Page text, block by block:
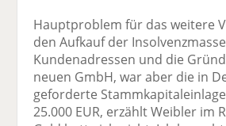
Hauptproblem für das weitere
den Aufkauf der
Kundenadressen und die
neuen GmbH, war aber die in
geforderte
25.000 EUR, erzählt Weibler im